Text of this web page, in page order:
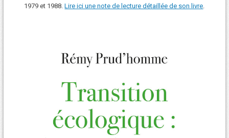
1979 et 1988.Lire ici une note de lecture détaillée de son livre